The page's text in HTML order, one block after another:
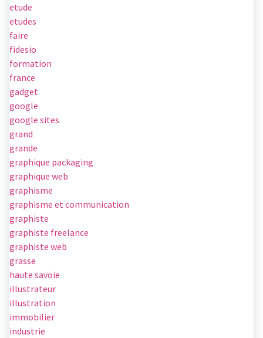
etude
etudes
faire
fidesio
formation
france
gadget
google
google sites
grand
grande
graphique packaging
graphique web
graphisme
graphisme et communication
graphiste
graphiste freelance
graphiste web
grasse
haute savoie
illustrateur
illustration
immobilier
industrie